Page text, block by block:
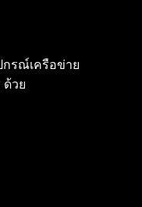
กรณ์เครือข่าย
วย